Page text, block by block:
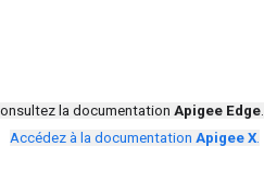
la documentation Apigee Edge.
Accédez à la documentation Apigee X.